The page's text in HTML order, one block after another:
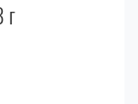
г